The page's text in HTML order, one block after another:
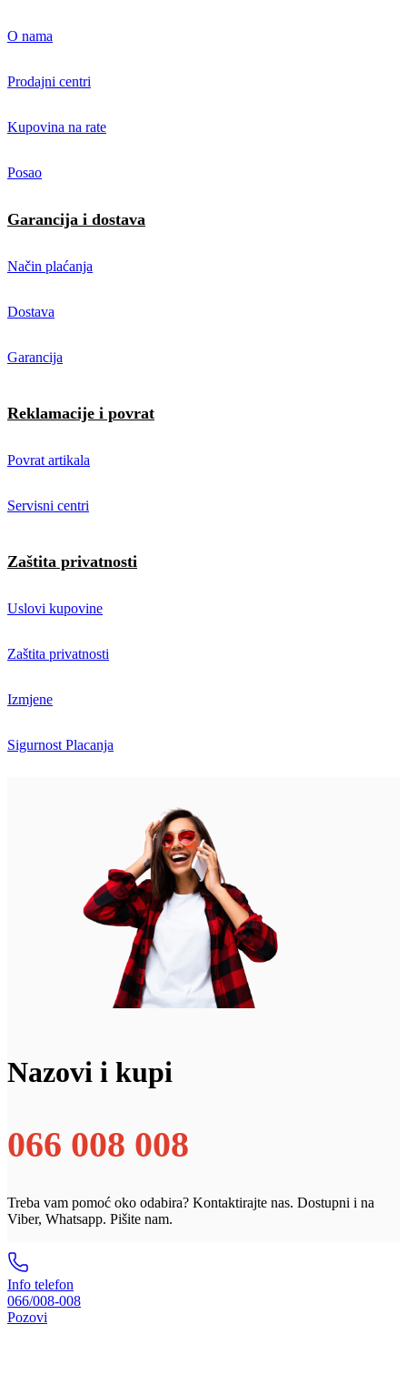
O nama
Prodajni centri
Kupovina na rate
Posao
Garancija i dostava
Način plaćanja
Dostava
Garancija
Reklamacije i povrat
Povrat artikala
Servisni centri
Zaštita privatnosti
Uslovi kupovine
Zaštita privatnosti
Izmjene
Sigurnost Placanja
Nazovi i kupi
066 008 008
Treba vam pomoć oko odabira? Kontaktirajte nas. Dostupni i na
Viber, Whatsapp. Pišite nam.
Info telefon
066/008-008
Pozovi